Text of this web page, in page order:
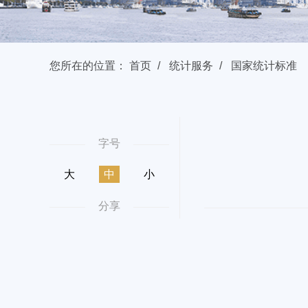
您所在的位置： 首页 统计服务 国家统计标准
字号
大 中 小
分享